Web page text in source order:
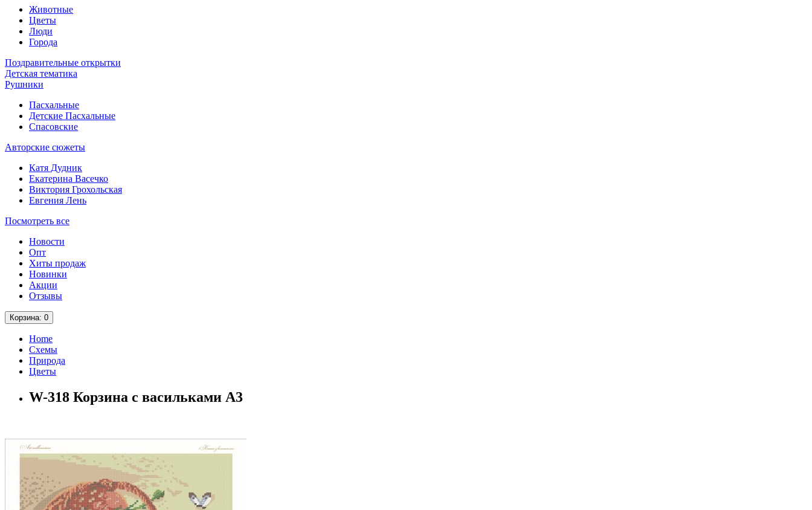
Животные
Цветы
Люди
Города
Поздравительные открытки
Детская тематика
Рушники
Пасхальные
Детские Пасхальные
Спасовские
Авторские сюжеты
Катя Дудник
Екатерина Васечко
Виктория Грохольская
Евгения Лень
Посмотреть все
Новости
Опт
Хиты продаж
Новинки
Акции
Отзывы
Корзина: 0
Home
Схемы
Природа
Цветы
W-318 Корзина с васильками А3